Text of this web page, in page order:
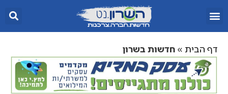
דף הבית » חדשות בשרון